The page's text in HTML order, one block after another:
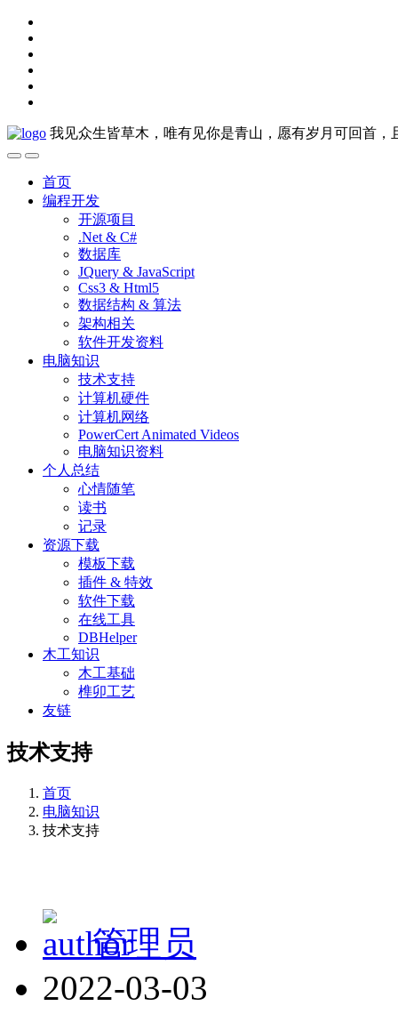
我见众生皆草木，唯有见你是青山，愿有岁月可回首，
首页
编程开发
开源项目
.Net & C#
数据库
JQuery & JavaScript
Css3 & Html5
数据结构 & 算法
架构相关
软件开发资料
电脑知识
技术支持
计算机硬件
计算机网络
PowerCert Animated Videos
电脑知识资料
个人总结
心情随笔
读书
记录
资源下载
模板下载
插件 & 特效
软件下载
在线工具
DBHelper
木工知识
木工基础
榫卯工艺
友链
技术支持
首页
电脑知识
技术支持
管理员
2022-03-03